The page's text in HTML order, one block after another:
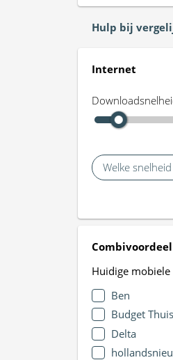
Hulp bij
Internet
Welke
Combivoordeel
Huidige
Ben
Budget Thuis
Delta